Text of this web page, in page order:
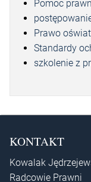
Pomoc
Prawo
Standardy
szkolenie z
KONTAKT
Kowalak
Radcowie Prawni